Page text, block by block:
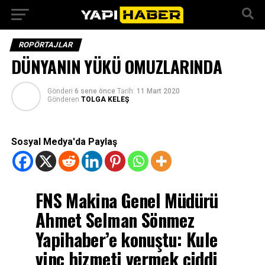
ROPÖRTAJLAR
DÜNYANIN YÜKÜ OMUZLARINDA
Gönderi 6 sene önce Tarih: 11 Mart 2020
Gönderen TOLGA KELEŞ
Sosyal Medya'da Paylaş
FNS Makina Genel Müdürü
Ahmet Selman Sönmez
Yapihaber’e konuştu: Kule
vinç hizmeti vermek ciddi